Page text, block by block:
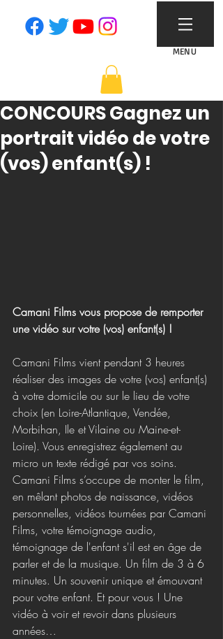
MENU
CONCOURS Gagnez un
portrait vidéo de votre
(vos) enfant(s) !
Camani Films vous propose de remporter
une vidéo sur votre (vos) enfant(s) !
Camani Films vient pendant 3 heures
réaliser des images de votre (vos) enfant(s)
à votre domicile ou sur le lieu de votre
choix (en Loire-Atlantique, Vendée,
Morbihan, Ile et Vilaine ou Maine-et-
Loire). Vous enregistrez également au
micro un texte rédigé par vos soins.
Camani Films s’occupe de monter le film,
en mêlant photos de naissance, vidéos
personnelles, vidéos tournées par Camani
Films, votre témoignage audio,
témoignage de l'enfant s'il est en âge de
parler et de la musique. Un film de 3 à 6
minutes. Un souvenir unique et émouvant
pour votre enfant. Et pour vous ! Une
vidéo à voir et revoir dans plusieurs
années…